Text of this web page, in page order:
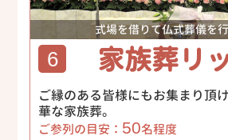
式場を借りて仏式葬儀を
6 家族葬リ
ご縁のある皆様にもお集まり頂
華な家族葬。
ご参列の目安： 50名程度